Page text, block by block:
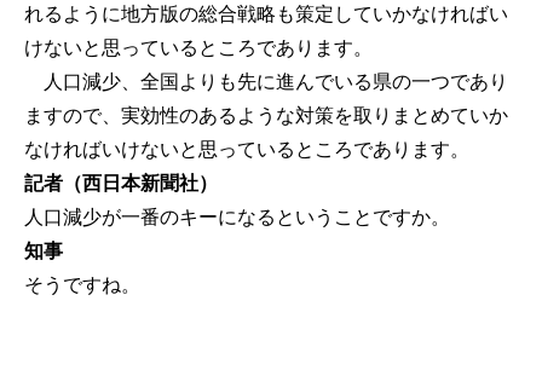
れるように地方版の総合戦略も策定していかなければい
けないと思っているところであります。
人口減少、全国よりも先に進んでいる県の一つであり
ますので、実効性のあるような対策を取りまとめていか
なければいけないと思っているところであります。
記者（西日本新聞社）
人口減少が一番のキーになるということですか。
知事
そうですね。